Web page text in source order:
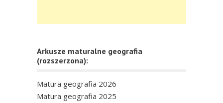
Arkusze maturalne geografia
(rozszerzona):
Matura geografia 2026
Matura geografia 2025